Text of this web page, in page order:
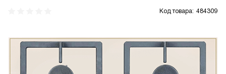
Код товара: 484309